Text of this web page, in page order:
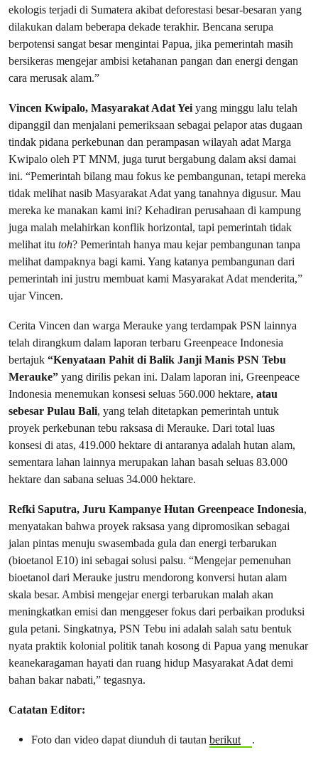
ekologis terjadi di Sumatera akibat deforestasi besar-besaran yang
dilakukan dalam beberapa dekade terakhir. Bencana serupa
berpotensi sangat besar mengintai Papua, jika pemerintah masih
bersikeras mengejar ambisi ketahanan pangan dan energi dengan
cara merusak alam.”
Vincen Kwipalo, Masyarakat Adat Yeiyang minggu lalu telah
dipanggil dan menjalani pemeriksaan sebagai pelapor atas dugaan
tindak pidana perkebunan dan perampasan wilayah adat Marga
Kwipalo oleh PT MNM, juga turut bergabung dalam aksi damai
ini. “Pemerintah bilang mau fokus ke pembangunan, tetapi mereka
tidak melihat nasib Masyarakat Adat yang tanahnya digusur. Mau
mereka ke manakan kami ini? Kehadiran perusahaan di kampung
juga malah melahirkan konflik horizontal, tapi pemerintah tidak
melihat itu toh? Pemerintah hanya mau kejar pembangunan tanpa
melihat dampaknya bagi kami. Yang katanya pembangunan dari
pemerintah ini justru membuat kami Masyarakat Adat menderita,”
ujar Vincen.
Cerita Vincen dan warga Merauke yang terdampak PSN lainnya
telah dirangkum dalam laporan terbaru Greenpeace Indonesia
bertajuk “Kenyataan Pahit di Balik Janji Manis PSN Tebu
Merauke” yang dirilis pekan ini. Dalam laporan ini, Greenpeace
Indonesia menemukan konsesi seluas 560.000 hektare, atau
sebesar Pulau Bali, yang telah ditetapkan pemerintah untuk
proyek perkebunan tebu raksasa di Merauke. Dari total luas
konsesi di atas, 419.000 hektare di antaranya adalah hutan alam,
sementara lahan lainnya merupakan lahan basah seluas 83.000
hektare dan sabana seluas 34.000 hektare.
Refki Saputra, Juru Kampanye Hutan Greenpeace Indonesia,
menyatakan bahwa proyek raksasa yang dipromosikan sebagai
jalan pintas menuju swasembada gula dan energi terbarukan
(bioetanol E10) ini sebagai solusi palsu. “Mengejar pemenuhan
bioetanol dari Merauke justru mendorong konversi hutan alam
skala besar. Ambisi mengejar energi terbarukan malah akan
meningkatkan emisi dan menggeser fokus dari perbaikan produksi
gula petani. Singkatnya, PSN Tebu ini adalah salah satu bentuk
nyata praktik kolonial politik tanah kosong di Papua yang menukar
keanekaragaman hayati dan ruang hidup Masyarakat Adat demi
bahan bakar nabati,” tegasnya.
Catatan Editor:
Foto dan video dapat diunduh di tautan berikut
.